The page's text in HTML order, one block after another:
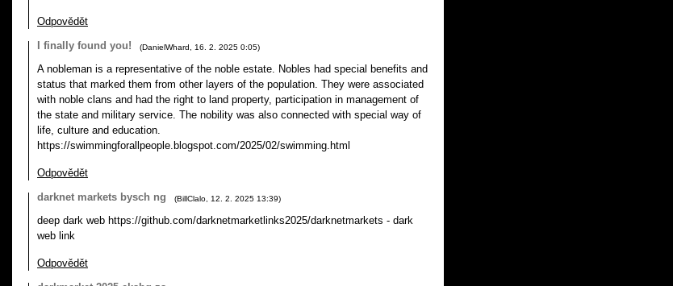
Odpovědět
I finally found you!
(DanielWhard 16. 2. 2025 0:05)
A nobleman is a representative of the noble estate. Nobles had special benefits and
status that marked them from other layers of the population. They were associated
with noble clans and had the right to land property, participation in management of
the state and military service. The nobility was also connected with special way of
life, culture and education.
https://swimmingforallpeople.blogspot.com/2025/02/swimming.html
Odpovědět
darknet markets bysch ng
(BillClalo 12. 2. 2025 13:39)
deep dark web https://github.com/darknetmarketlinks2025/darknetmarkets - dark
web link
Odpovědět